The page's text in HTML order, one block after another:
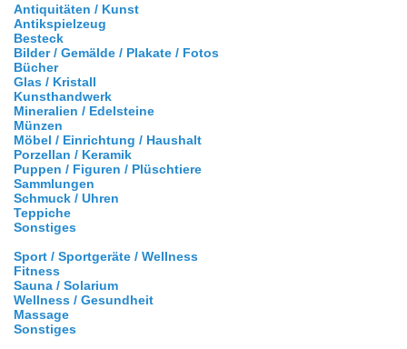
Antiquitäten / Kunst
Antikspielzeug
Besteck
Bilder / Gemälde / Plakate / Fotos
Bücher
Glas / Kristall
Kunsthandwerk
Mineralien / Edelsteine
Münzen
Möbel / Einrichtung / Haushalt
Porzellan / Keramik
Puppen / Figuren / Plüschtiere
Sammlungen
Schmuck / Uhren
Teppiche
Sonstiges
Sport / Sportgeräte / Wellness
Fitness
Sauna / Solarium
Wellness / Gesundheit
Massage
Sonstiges